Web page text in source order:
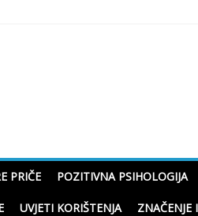
PRIČE POZITIVNA PSIHOLOGIJA
UVJETI KORIŠTENJA ZNAČENJE